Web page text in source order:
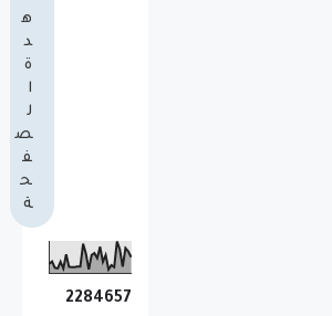
ه
د
ة
ا
ل
ص
ف
ح
ة
2284657